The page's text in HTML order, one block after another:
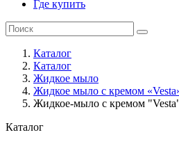
Где купить
Каталог
Каталог
Жидкое мыло
Жидкое мыло с кремом
Жидкое-мыло с кремом
Каталог